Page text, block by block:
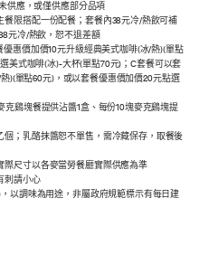
供應，或僅供應部分品項
限搭配一份配餐；套餐內38元冷/熱飲可補
元冷/熱飲，恕不退差額
惠價加價10元升級經典美式咖啡(冰/熱)(單點
美式咖啡(冰)-大杯(單點70元)；C套餐可以套
)(單點60元)，或以套餐優惠價加價20元點選
鷄塊餐提供沾醬1盒、每份10塊麥克鷄塊提
；乳酪抹醬恕不單售，需冷藏保存，取餐後
際尺寸以各麥當勞餐廳實際供應為準
刺請小心
以調味為用途，非屬政府規範標示有每日建